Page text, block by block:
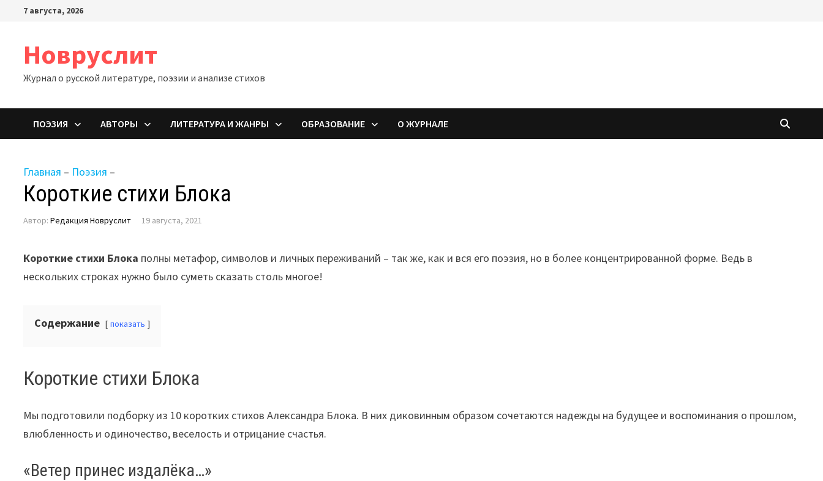
Перейти7 августа, 2026
Новруслит
Журнал о русской литературе, поэзии и анализе стихов
ПОЭЗИЯ АВТОРЫ ЛИТЕРАТУРА И ЖАНРЫ ОБРАЗОВАНИЕ О ЖУРНАЛЕ
Главная – Поэзия –
Короткие стихи Блока
Автор:Редакция Новруслит 19 августа, 2021
Короткие стихи Блока полны метафор, символов и личных переживаний – так же, как и вся его поэзия, но в более концентрированной форме. Ведь в
нескольких строках нужно было суметь сказать столь многое!
Содержание показать
Короткие стихи Блока
Мы подготовили подборку из 10 коротких стихов Александра Блока. В них диковинным образом сочетаются надежды на будущее и воспоминания о прошлом,
влюбленность и одиночество, веселость и отрицание счастья.
«Ветер принес издалёка…»